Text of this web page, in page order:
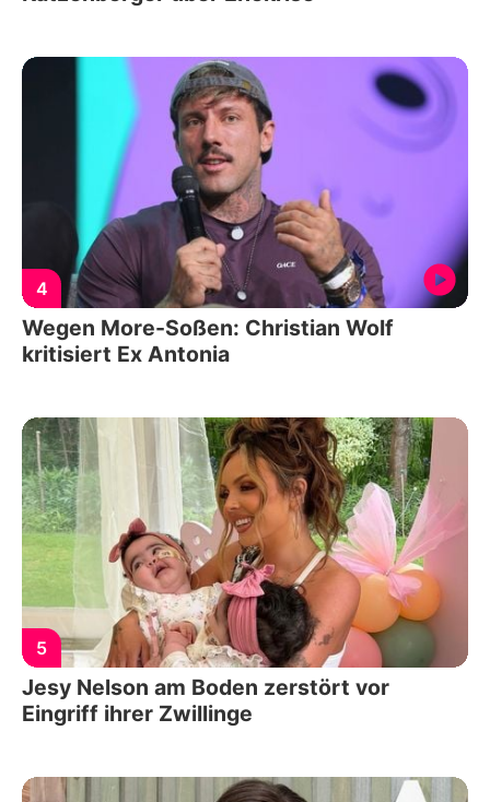
4
Wegen More-Soßen: Christian Wolf
kritisiert Ex Antonia
5
Jesy Nelson am Boden zerstört vor
Eingriff ihrer Zwillinge